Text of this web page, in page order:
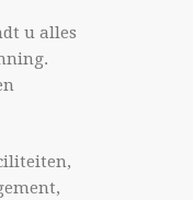
u alles